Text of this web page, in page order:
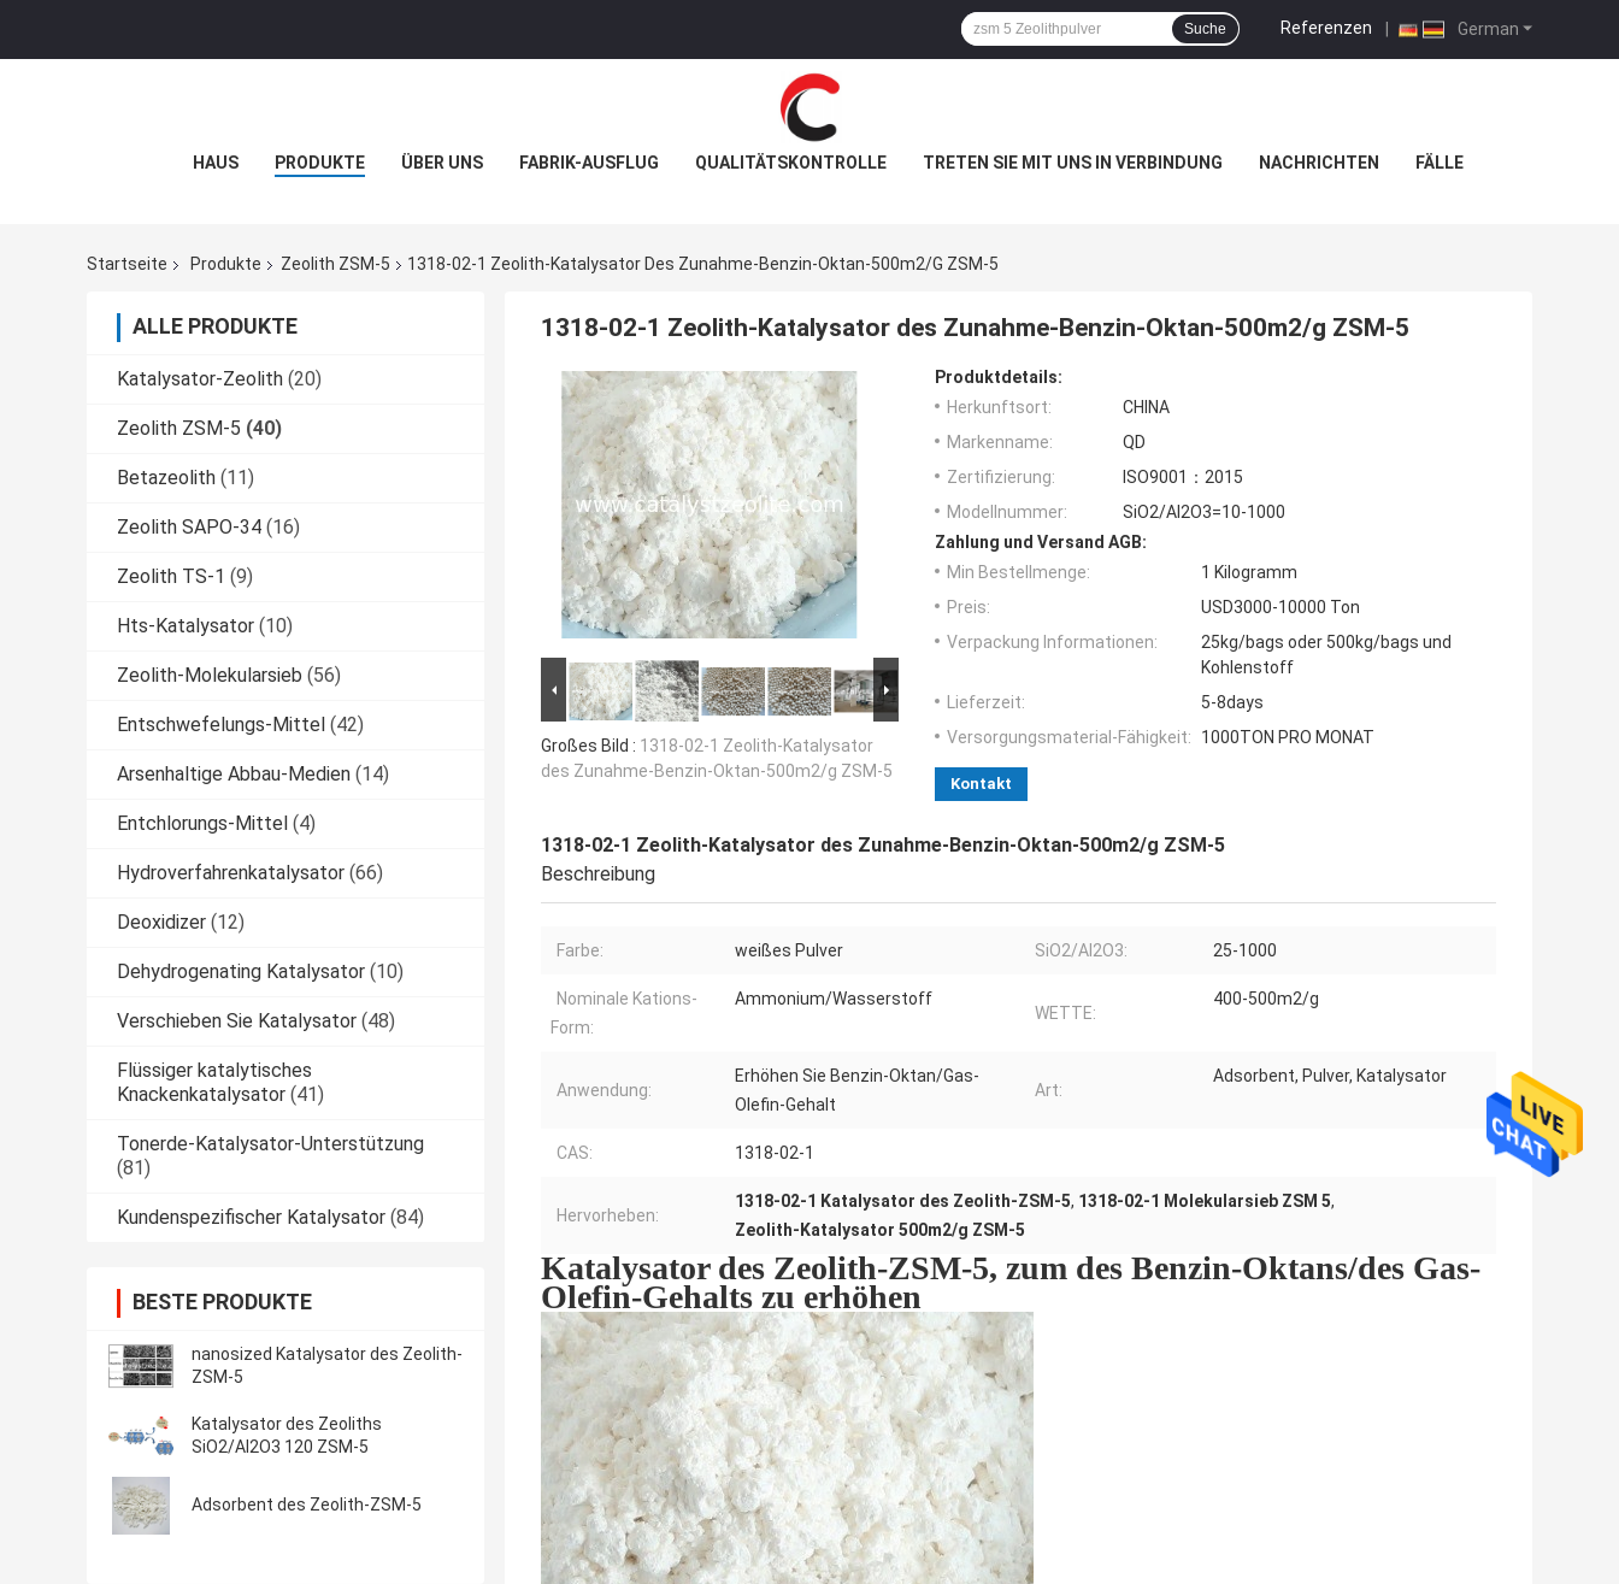
German
Referenzen |
Suche
HAUS PRODUKTE ÜBER UNS FABRIK-AUSFLUG QUALITÄTSKONTROLLE TRETEN SIE MIT UNS IN VERBINDUNG NACHRICHTEN FÄLLE
Startseite Produkte Zeolith ZSM-5 1318-02-1 Zeolith-Katalysator Des Zunahme-Benzin-Oktan-500m2/g ZSM-5
ALLE PRODUKTE
Katalysator-Zeolith (20)
Zeolith ZSM-5 (40)
Betazeolith (11)
Zeolith SAPO-34 (16)
Zeolith TS-1 (9)
Hts-Katalysator (10)
Zeolith-Molekularsieb (56)
Entschwefelungs-Mittel (42)
Arsenhaltige Abbau-Medien (14)
Entchlorungs-Mittel (4)
Hydroverfahrenkatalysator (66)
Deoxidizer (12)
Dehydrogenating Katalysator (10)
Verschieben Sie Katalysator (48)
Flüssiger katalytisches
Knackenkatalysator (41)
Tonerde-Katalysator-Unterstützung
(81)
Kundenspezifischer Katalysator (84)
BESTE PRODUKTE
nanosized Katalysator des Zeolith-
ZSM-5
Katalysator des Zeoliths
SiO2/Al2O3 120 ZSM-5
Adsorbent des Zeolith-ZSM-5
1318-02-1 Zeolith-Katalysator des Zunahme-Benzin-Oktan-500m2/g ZSM-5
Großes Bild : 1318-02-1 Zeolith-Katalysator
des Zunahme-Benzin-Oktan-500m2/g ZSM-5
Produktdetails:
Herkunftsort:
CHINA
Markenname:
QD
Zertifizierung:
ISO9001：2015
Modellnummer:
SiO2/Al2O3=10-1000
Zahlung und Versand AGB:
Min Bestellmenge:
1 Kilogramm
Preis:
USD3000-10000 Ton
Verpackung Informationen:
25kg/bags oder 500kg/bags und
Kohlenstoff
Lieferzeit:
5-8days
Versorgungsmaterial-Fähigkeit:
1000TON PRO MONAT
Kontakt
1318-02-1 Zeolith-Katalysator des Zunahme-Benzin-Oktan-500m2/g ZSM-5
Beschreibung
Farbe: weißes Pulver SiO2/Al2O3: 25-1000
Nominale Kations-
Form:
Ammonium/Wasserstoff
WETTE:
400-500m2/g
Anwendung:
Erhöhen Sie Benzin-Oktan/Gas-
Olefin-Gehalt
Art:
Adsorbent, Pulver, Katalysator
CAS: 1318-02-1
Hervorheben:
1318-02-1 Katalysator des Zeolith-ZSM-5, 1318-02-1 Molekularsieb ZSM 5,
Zeolith-Katalysator 500m2/g ZSM-5
Katalysator des Zeolith-ZSM-5, zum des Benzin-Oktans/des Gas-
Olefin-Gehalts zu erhöhen